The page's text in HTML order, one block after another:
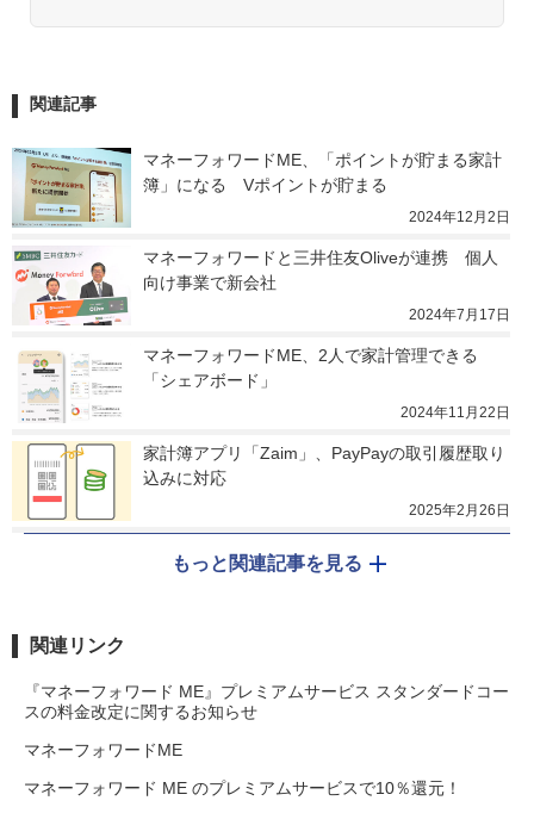
関連記事
マネーフォワードME、「ポイントが貯まる家計
簿」になる　Vポイントが貯まる
2024年12月2日
マネーフォワードと三井住友Oliveが連携　個人
向け事業で新会社
2024年7月17日
マネーフォワードME、2人で家計管理できる
「シェアボード」
2024年11月22日
家計簿アプリ「Zaim」、PayPayの取引履歴取り
込みに対応
2025年2月26日
もっと関連記事を見る
関連リンク
『マネーフォワード ME』プレミアムサービス スタンダードコー
スの料金改定に関するお知らせ
マネーフォワードME
マネーフォワード ME のプレミアムサービスで10％還元！